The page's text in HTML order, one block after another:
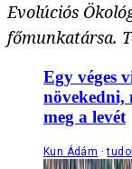
Evolúciós
főmunkatársa.
Egy véges
növekedni,
meg a levét
Kun Ádám